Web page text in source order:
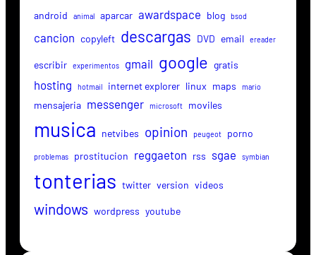
android animal aparcar awardspace blog bsod
cancion copyleft descargas DVD email ereader
escribir experimentos gmail google gratis
hosting hotmail internet explorer linux maps mario
mensajeria messenger microsoft moviles
musica netvibes opinion peugeot porno
problemas prostitucion reggaeton rss sgae symbian
tonterias twitter version videos
windows wordpress youtube